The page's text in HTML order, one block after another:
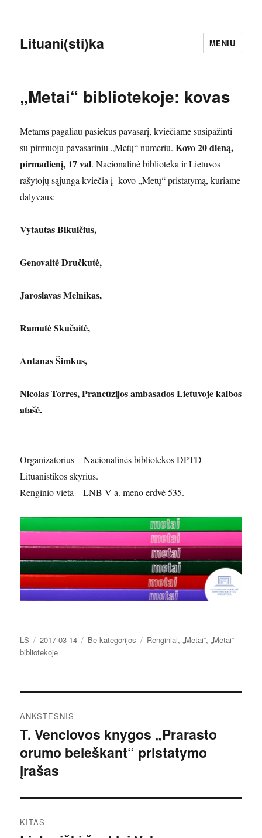
Lituani(sti)ka MENIU
„Metai“ bibliotekoje: kovas
Metams pagaliau pasiekus pavasarį, kviečiame susipažinti
su pirmuoju pavasariniu „Metų“ numeriu.Kovo 20 dieną,
pirmadienį, 17 val. Nacionalinė biblioteka ir Lietuvos
rašytojų sąjunga kviečia į kovo „Metų“ pristatymą, kuriame
dalyvaus:
Vytautas Bikulčius,
Genovaitė Dručkutė,
Jaroslavas Melnikas,
Ramutė Skučaitė,
Antanas Šimkus,
Nicolas Torres, Prancūzijos ambasados Lietuvoje kalbos
atašė.
Organizatorius – Nacionalinės bibliotekos DPTD
Lituanistikos skyrius.
Renginio vieta – LNB V a. meno erdvė 535.
Autorius
LS Paskelbta
2017-03-14 Kategorijos
Be kategorijos Žymos
Renginiai, „Metai“, „Metai“
bibliotekoje
tarp
įrašų
ANKSTESNIS
Ankstesnis
įrašas:
T. Venclovos knygos „Prarasto
orumo beieškant“ pristatymo
įrašas
KITAS